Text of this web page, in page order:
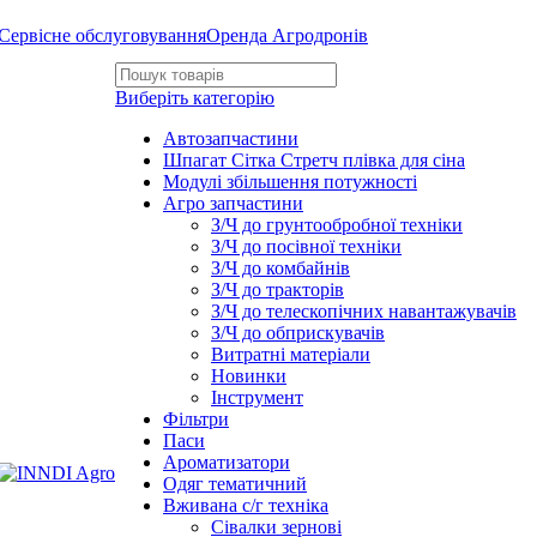
обслуговуванняОренда Агродронів
Виберіть категорію
Автозапчастини
Шпагат Сітка Стретч плівка для сіна
Модулі збільшення потужності
Агро запчастини
З/Ч до грунтообробної техніки
З/Ч до посівної техніки
З/Ч до комбайнів
З/Ч до тракторів
З/Ч до телескопічних навантажувачів
З/Ч до обприскувачів
Витратні матеріали
Новинки
Інструмент
Фільтри
Паси
Ароматизатори
Одяг тематичний
Вживана с/г техніка
Сівалки зернові